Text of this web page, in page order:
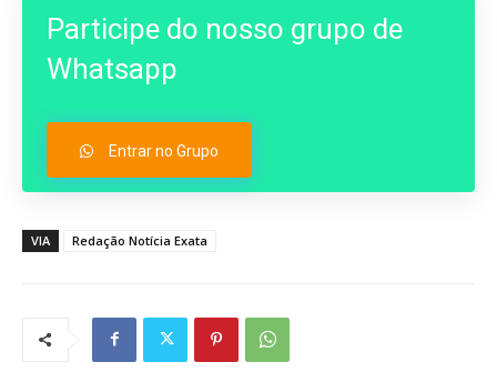
Participe do nosso grupo de
Whatsapp
Entrar no Grupo
VIA Redação Notícia Exata